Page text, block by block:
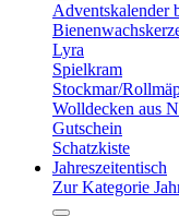
Adventskalender
Lyra
Spielkram
Stockmar/
Wolldecken aus
Gutschein
Schatzkiste
Jahreszeitentisch
Zur Kategorie